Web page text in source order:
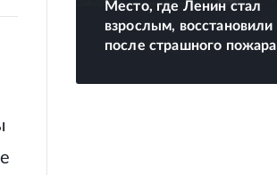
Место, где Ленин стал
взрослым, восстановили
после страшного пожара